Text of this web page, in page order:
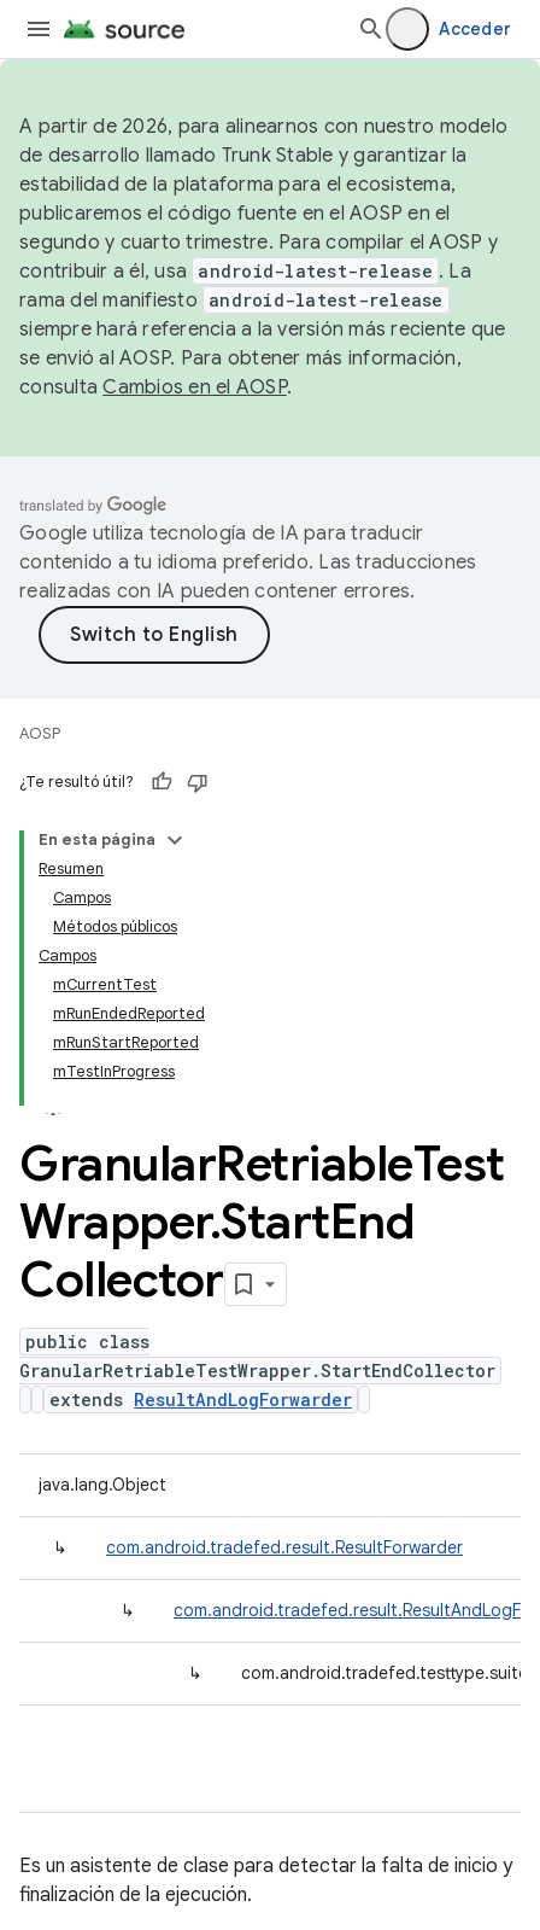
Acceder
A partir de 2026, para alinearnos con nuestro modelo
de desarrollo llamado Trunk Stable y garantizar la
estabilidad de la plataforma para el ecosistema,
publicaremos el código fuente en el AOSP en el
segundo y cuarto trimestre. Para compilar el AOSP y
contribuir a él, usa android-latest-release . La
rama del manifiesto android-latest-release
siempre hará referencia a la versión más reciente que
se envió al AOSP. Para obtener más información,
consultaCambios en el AOSP.
Google utiliza tecnología de IA para traducir
contenido a tu idioma preferido. Las traducciones
realizadas con IA pueden contener errores.
AOSP
¿Te resultó útil?
En esta página
Resumen
Campos
Métodos públicos
Campos
mCurrentTest
mRunEndedReported
mRunStartReported
mTestInProgress
GranularRetriableTest
Wrapper.StartEnd
Collector
public class
GranularRetriableTestWrapper.StartEndCollector
extends ResultAndLogForwarder
java.lang.Object
↳ com.android.tradefed.result.ResultForwarder
↳
↳
Es un asistente de clase para detectar la falta de inicio y
finalización de la ejecución.